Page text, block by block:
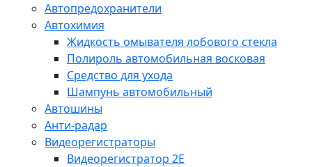
Автопредохранители
Автохимия
Жидкость омывателя лобового стекла
Полироль автомобильная восковая
Средство для ухода
Шампунь автомобильный
Автошины
Анти-радар
Видеорегистраторы
Видеорегистратор 2E